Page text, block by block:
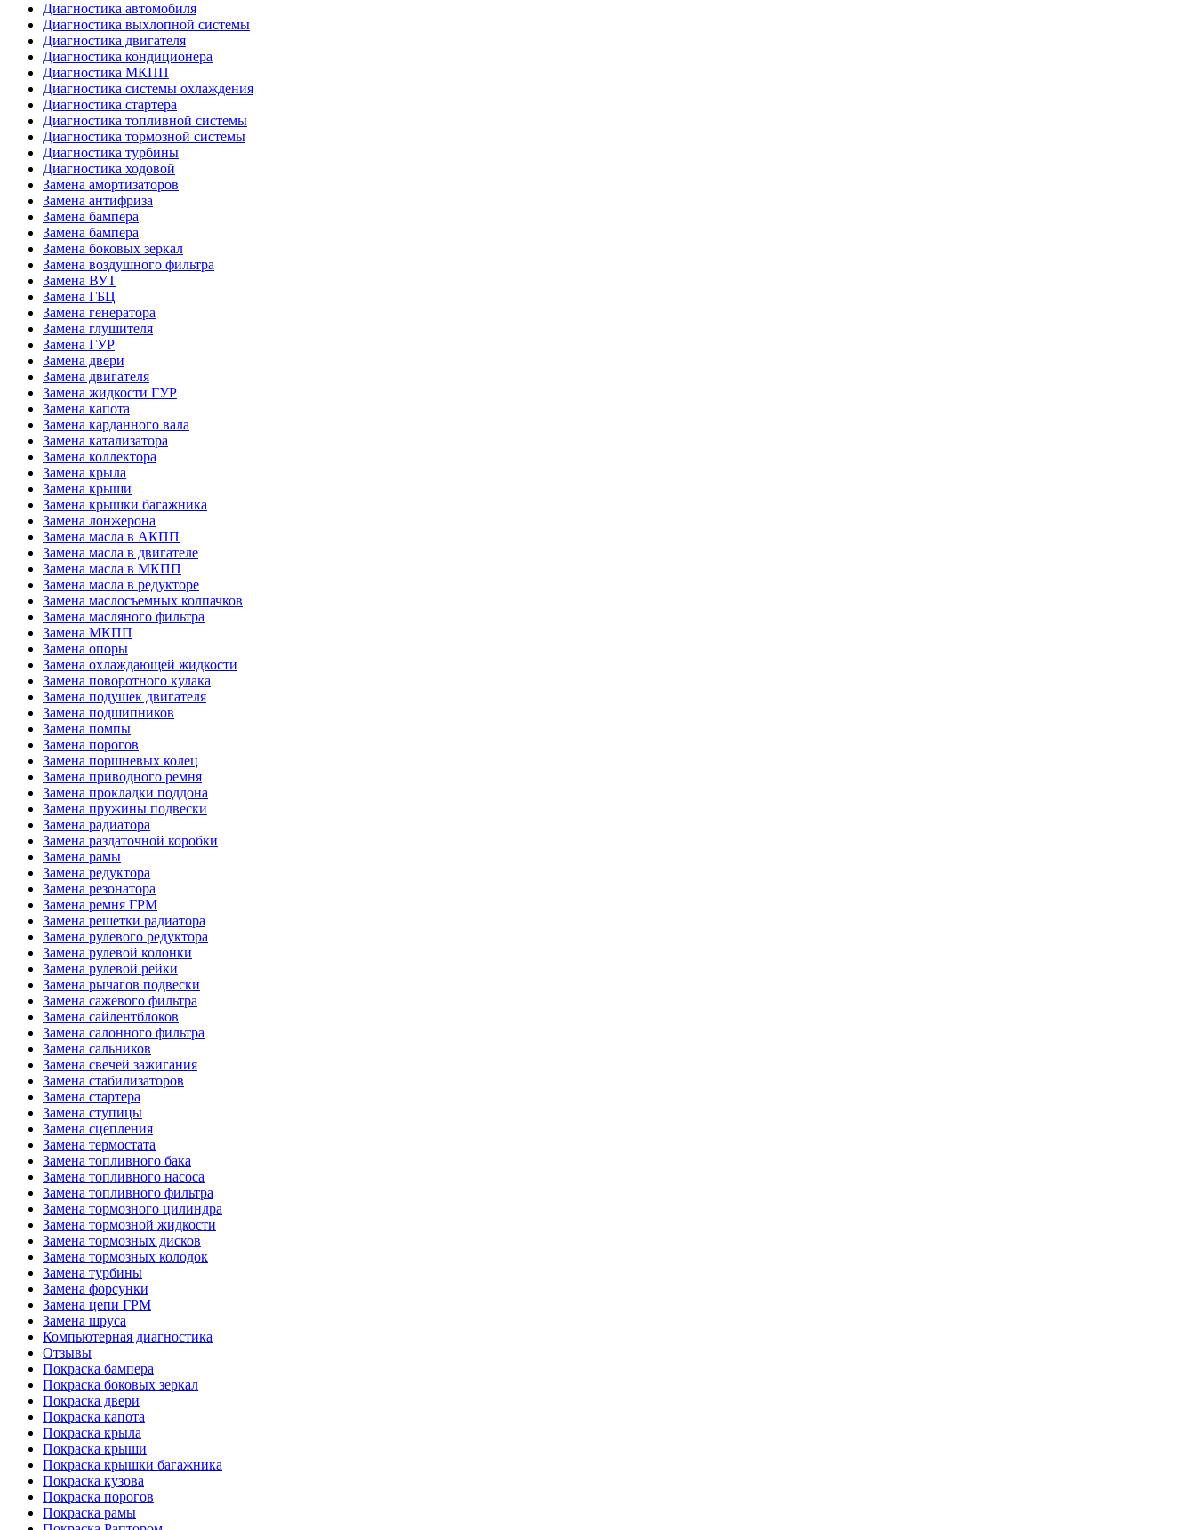
Диагностика автомобиля
Диагностика выхлопной системы
Диагностика двигателя
Диагностика кондиционера
Диагностика МКПП
Диагностика системы охлаждения
Диагностика стартера
Диагностика топливной системы
Диагностика тормозной системы
Диагностика турбины
Диагностика ходовой
Замена амортизаторов
Замена антифриза
Замена бампера
Замена бампера
Замена боковых зеркал
Замена воздушного фильтра
Замена ВУТ
Замена ГБЦ
Замена генератора
Замена глушителя
Замена ГУР
Замена двери
Замена двигателя
Замена жидкости ГУР
Замена капота
Замена карданного вала
Замена катализатора
Замена коллектора
Замена крыла
Замена крыши
Замена крышки багажника
Замена лонжерона
Замена масла в АКПП
Замена масла в двигателе
Замена масла в МКПП
Замена масла в редукторе
Замена маслосъемных колпачков
Замена масляного фильтра
Замена МКПП
Замена опоры
Замена охлаждающей жидкости
Замена поворотного кулака
Замена подушек двигателя
Замена подшипников
Замена помпы
Замена порогов
Замена поршневых колец
Замена приводного ремня
Замена прокладки поддона
Замена пружины подвески
Замена радиатора
Замена раздаточной коробки
Замена рамы
Замена редуктора
Замена резонатора
Замена ремня ГРМ
Замена решетки радиатора
Замена рулевого редуктора
Замена рулевой колонки
Замена рулевой рейки
Замена рычагов подвески
Замена сажевого фильтра
Замена сайлентблоков
Замена салонного фильтра
Замена сальников
Замена свечей зажигания
Замена стабилизаторов
Замена стартера
Замена ступицы
Замена сцепления
Замена термостата
Замена топливного бака
Замена топливного насоса
Замена топливного фильтра
Замена тормозного цилиндра
Замена тормозной жидкости
Замена тормозных дисков
Замена тормозных колодок
Замена турбины
Замена форсунки
Замена цепи ГРМ
Замена шруса
Компьютерная диагностика
Отзывы
Покраска бампера
Покраска боковых зеркал
Покраска двери
Покраска капота
Покраска крыла
Покраска крыши
Покраска крышки багажника
Покраска кузова
Покраска порогов
Покраска рамы